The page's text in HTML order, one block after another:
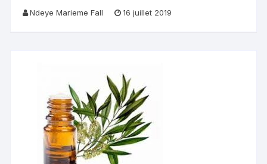
Ndeye Marieme Fall 16 juillet 2019